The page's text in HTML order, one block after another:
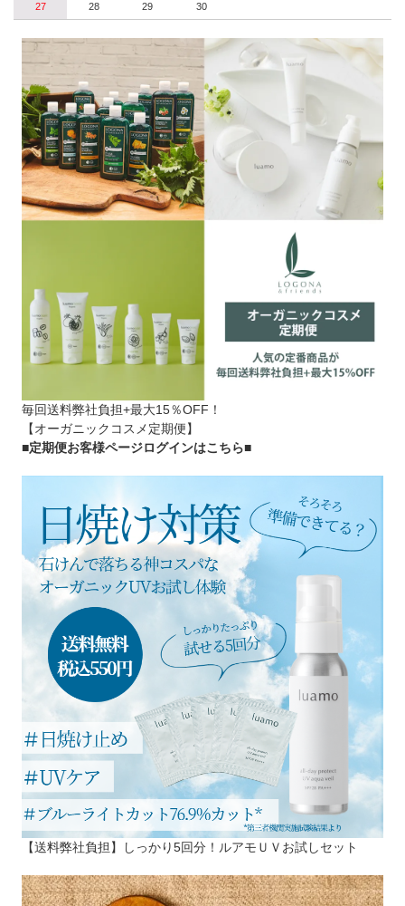
27 28 29 30
毎回送料弊社負担+最大15％OFF！
【オーガニックコスメ定期便】
■定期便お客様ページログインはこちら■
【送料弊社負担】しっかり5回分！ルアモＵＶお試しセット